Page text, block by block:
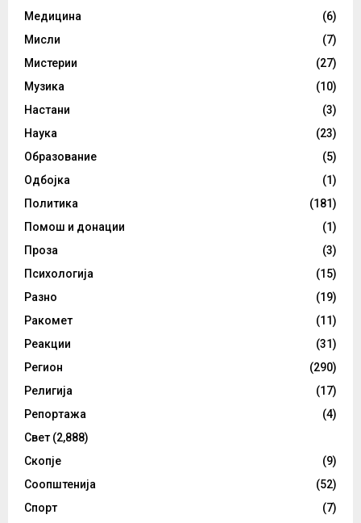
Медицина
(6)
Мисли
(7)
Мистерии
(27)
Музика
(10)
Настани
(3)
Наука
(23)
Образование
(5)
Одбојка
(1)
Политика
(181)
Помош и донации
(1)
Проза
(3)
Психологија
(15)
Разно
(19)
Ракомет
(11)
Реакции
(31)
Регион
(290)
Религија
(17)
Репортажа
(4)
Свет (2,888)
Скопје
(9)
Соопштенија
(52)
Спорт
(7)